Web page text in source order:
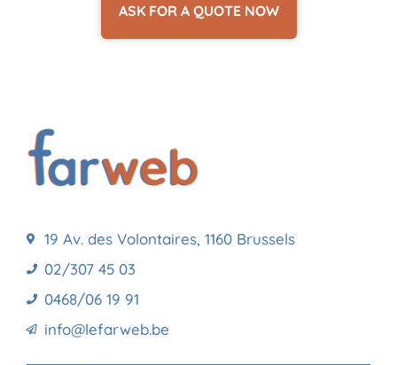
ASK FOR A QUOTE NOW
19 Av. des Volontaires, 1160 Brussels
02/307 45 03
0468/06 19 91
info@lefarweb.be